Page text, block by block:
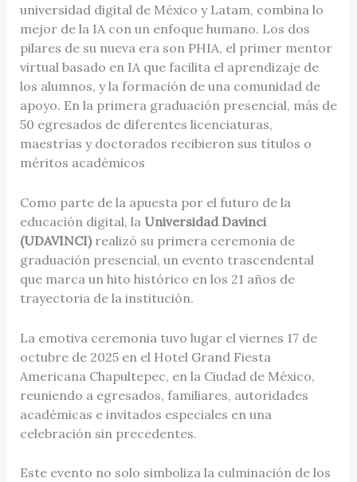
universidad digital de México y Latam, combina lo
mejor de la IA con un enfoque humano. Los dos
pilares de su nueva era son PHIA, el primer mentor
virtual basado en IA que facilita el aprendizaje de
los alumnos, y la formación de una comunidad de
apoyo. En la primera graduación presencial, más de
50 egresados de diferentes licenciaturas,
maestrías y doctorados recibieron sus títulos o
méritos académicos
Como parte de la apuesta por el futuro de la
educación digital, la Universidad Davinci
(UDAVINCI)realizó su primera ceremonia de
graduación presencial, un evento trascendental
que marca un hito histórico en los 21 años de
trayectoria de la institución.
La emotiva ceremonia tuvo lugar el viernes 17 de
octubre de 2025 en el Hotel Grand Fiesta
Americana Chapultepec, en la Ciudad de México,
reuniendo a egresados, familiares, autoridades
académicas e invitados especiales en una
celebración sin precedentes.
Este evento no solo simboliza la culminación de los